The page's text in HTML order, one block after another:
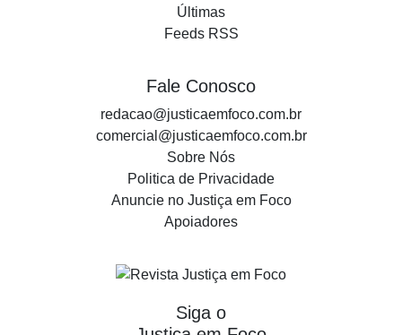
Últimas
Feeds RSS
Fale Conosco
redacao@justicaemfoco.com.br
comercial@justicaemfoco.com.br
Sobre Nós
Politica de Privacidade
Anuncie no Justiça em Foco
Apoiadores
Siga o